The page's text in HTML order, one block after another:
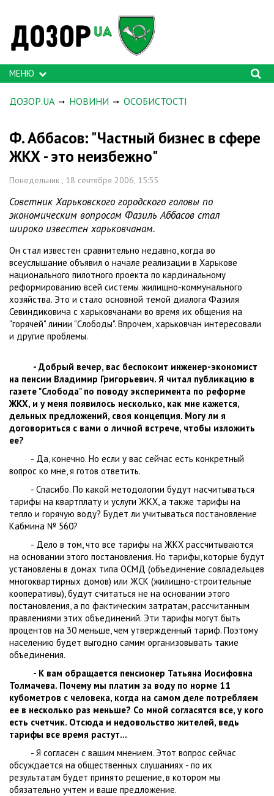
МЕНЮ
ДОЗОР.UA НОВИНИ ОСОБИСТОСТІ
Ф. Аббасов: "Частный бизнес в сфере
ЖКХ - это неизбежно"
Понедельник , 18 сентября 2006, 15:55
Советник Харьковского городского головы по
экономическим вопросам Фазиль Аббасов стал
широко известен харьковчанам.
Он стал известен сравнительно недавно, когда во
всеуслышание объявил о начале реализации в Харькове
национального пилотного проекта по кардинальному
реформированию всей системы жилищно-коммунального
хозяйства. Это и стало основной темой диалога Фазиля
Севиндиковича с харьковчанами во время их общения на
"горячей" линии "Слободы". Впрочем, харьковчан интересовали
и другие проблемы.
- Добрый вечер, вас беспокоит инженер-экономист
на пенсии Владимир Григорьевич. Я читал публикацию в
газете "Слобода" по поводу эксперимента по реформе
ЖКХ, и у меня появилось несколько, как мне кажется,
дельных предложений, своя концепция. Могу ли я
договориться с вами о личной встрече, чтобы изложить
ее?
- Да, конечно. Но если у вас сейчас есть конкретный
вопрос ко мне, я готов ответить.
- Спасибо. По какой методологии будут насчитываться
тарифы на квартплату и услуги ЖКХ, а также тарифы на
тепло и горячую воду? Будет ли учитываться постановление
Кабмина № 560?
- Дело в том, что все тарифы на ЖКХ рассчитываются
на основании этого постановления. Но тарифы, которые будут
установлены в домах типа ОСМД (объединение совладельцев
многоквартирных домов) или ЖСК (жилищно-строительные
кооперативы), будут считаться не на основании этого
постановления, а по фактическим затратам, рассчитанным
правлениями этих объединений. Эти тарифы могут быть
процентов на 30 меньше, чем утвержденный тариф. Поэтому
населению будет выгодно самим организовывать такие
объединения.
- К вам обращается пенсионер Татьяна Иосифовна
Толмачева. Почему мы платим за воду по норме 11
кубометров с человека, когда на самом деле потребляем
ее в несколько раз меньше? Со мной согласятся все, у кого
есть счетчик. Отсюда и недовольство жителей, ведь
тарифы все время растут...
- Я согласен с вашим мнением. Этот вопрос сейчас
обсуждается на общественных слушаниях - по их
результатам будет принято решение, в котором мы
обязательно учтем и ваше предложение.